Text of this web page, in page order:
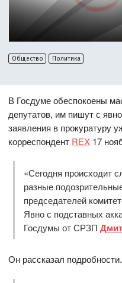
Общество Политика
В Госдуме обеспокоены
депутатов, им пишут с
заявления в прокуратуру
корреспондент REX 17
«Сегодня происходит
разные
председателей
Явно с подставных
Госдумы от СРЗП
Он рассказал подробности.